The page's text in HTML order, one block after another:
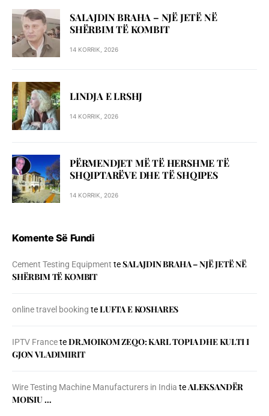
SALAJDIN BRAHA – NJЁ JETЁ NЁ
SHЁRBIM TЁ KOMBIT
14 KORRIK, 2026
LINDJA E LRSHJ
14 KORRIK, 2026
PËRMENDJET MË TË HERSHME TË
SHQIPTARËVE DHE TË SHQIPES
14 KORRIK, 2026
Komente Së Fundi
Cement Testing Equipment teSALAJDIN BRAHA – NJЁ JETЁ NЁ
SHЁRBIM TЁ KOMBIT
online travel booking teLUFTA E KOSHARES
IPTV FranceteDR.MOIKOM ZEQO: KARL TOPIA DHE KULTI I
GJON VLADIMIRIT
Wire Testing Machine Manufacturers in India teALEKSANDËR
MOISIU …